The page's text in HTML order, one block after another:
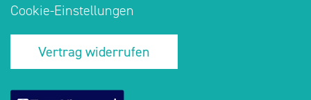
Cookie-Einstellungen
Vertrag widerrufen